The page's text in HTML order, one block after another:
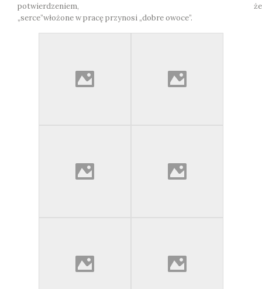
potwierdzeniem, że
„serce”włożone w pracę przynosi „dobre owoce”.